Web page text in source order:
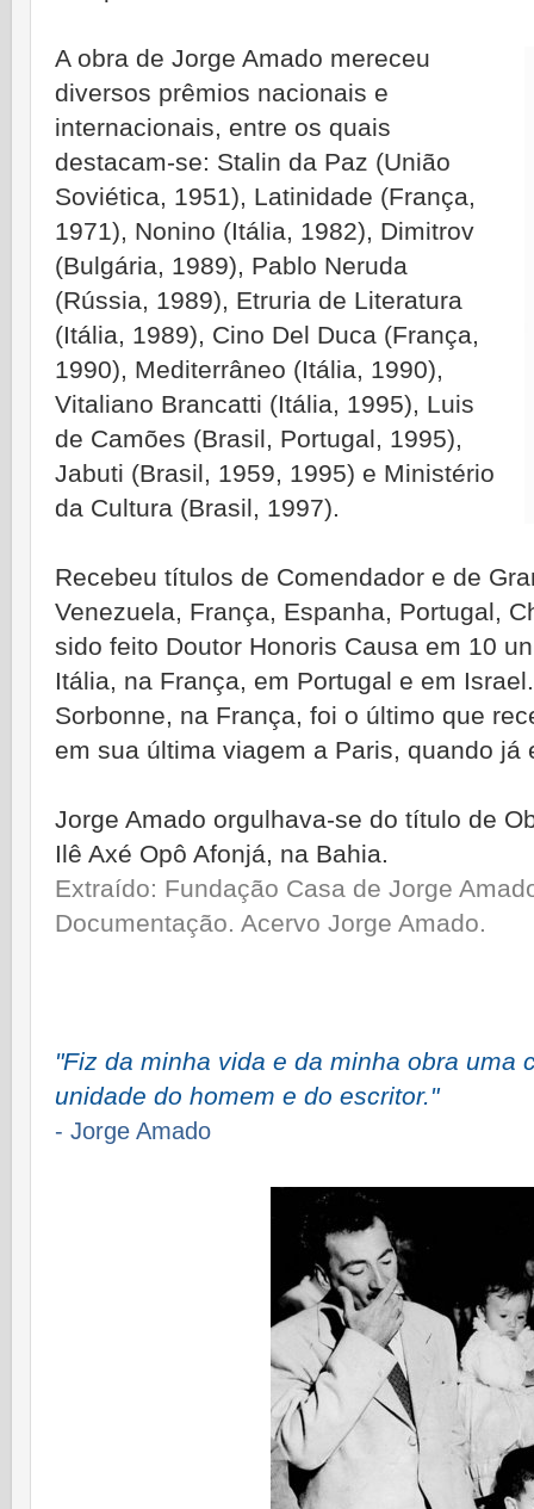
A obra de Jorge Amado mereceu
diversos prêmios nacionais e
internacionais, entre os quais
destacam-se: Stalin da Paz (União
Soviética, 1951), Latinidade (França,
1971), Nonino (Itália, 1982), Dimitrov
(Bulgária, 1989), Pablo Neruda
(Rússia, 1989), Etruria de Literatura
(Itália, 1989), Cino Del Duca (França,
1990), Mediterrâneo (Itália, 1990),
Vitaliano Brancatti (Itália, 1995), Luis
de Camões (Brasil, Portugal, 1995),
Jabuti (Brasil, 1959, 1995) e Ministério
da Cultura (Brasil, 1997).
Recebeu títulos de Comendador e de
Venezuela, França, Espanha, Portugal,
sido feito Doutor Honoris Causa em 10
Itália, na França, em Portugal e em
Sorbonne, na França, foi o último que
em sua última viagem a Paris, quando já
Jorge Amado orgulhava-se do título de
Ilê Axé Opô Afonjá, na Bahia.
Extraído: Fundação Casa de Jorge
Documentação. Acervo Jorge Amado.
"Fiz da minha vida e da minha obra uma
unidade do homem e do escritor."
- Jorge Amado